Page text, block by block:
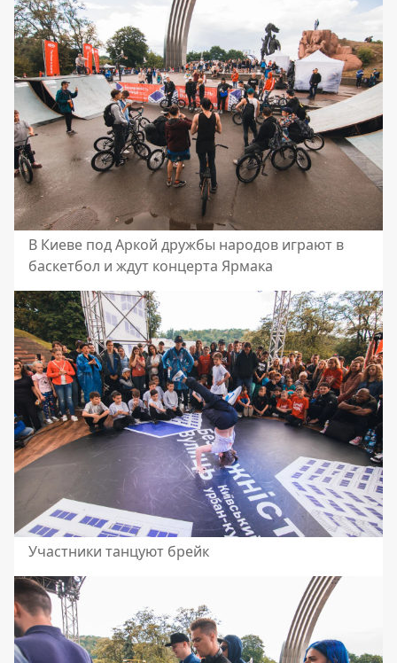
В Киеве под Аркой дружбы народов играют в
баскетбол и ждут концерта Ярмака
Участники танцуют брейк